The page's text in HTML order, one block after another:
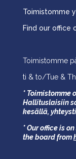
Toimistomme
Find our office
Toimistomme
ti & to/Tue &
* Toimistomme
Hallituslaisiin
kesällä,
* Our office is
the board from